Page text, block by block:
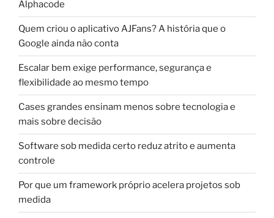
Alphacode
Quem criou o aplicativo AJFans? A história que o
Google ainda não conta
Escalar bem exige performance, segurança e
flexibilidade ao mesmo tempo
Cases grandes ensinam menos sobre tecnologia e
mais sobre decisão
Software sob medida certo reduz atrito e aumenta
controle
Por que um framework próprio acelera projetos sob
medida